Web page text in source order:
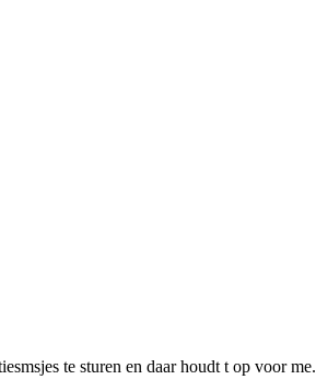
te sturen en daar houdt t op voor me.